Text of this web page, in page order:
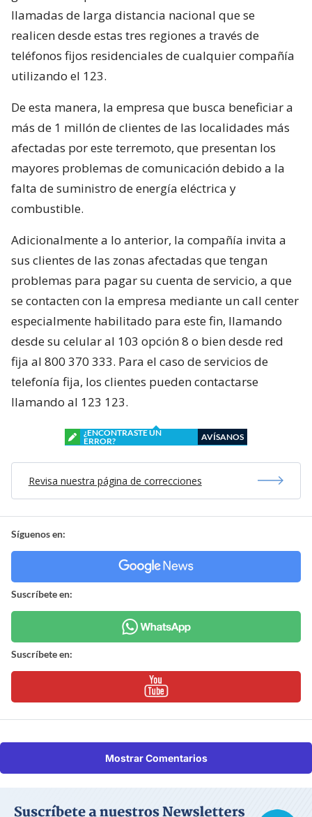
llamadas de larga distancia nacional que se
realicen desde estas tres regiones a través de
teléfonos fijos residenciales de cualquier compañía
utilizando el 123.
De esta manera, la empresa que busca beneficiar a
más de 1 millón de clientes de las localidades más
afectadas por este terremoto, que presentan los
mayores problemas de comunicación debido a la
falta de suministro de energía eléctrica y
combustible.
Adicionalmente a lo anterior, la compañía invita a
sus clientes de las zonas afectadas que tengan
problemas para pagar su cuenta de servicio, a que
se contacten con la empresa mediante un call center
especialmente habilitado para este fin, llamando
desde su celular al 103 opción 8 o bien desde red
fija al 800 370 333. Para el caso de servicios de
telefonía fija, los clientes pueden contactarse
llamando al 123 123.
¿ENCONTRASTE UN
ERROR?
AVÍSANOS
Revisa nuestra página de correcciones
Síguenos en:
Suscríbete en:
Suscríbete en:
Mostrar Comentarios